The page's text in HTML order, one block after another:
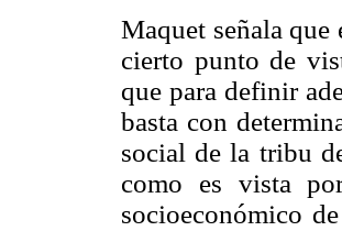
Maquet señala
cierto punto de
que para definir
basta con
social de la tribu
como es vista
socioeconómico